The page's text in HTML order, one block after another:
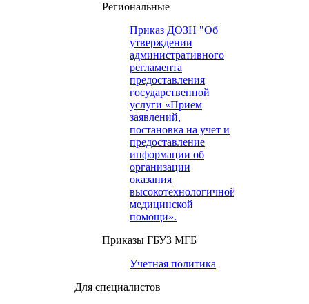
Региональные
Приказ ДОЗН "Об
утверждении
административного
регламента
предоставления
государственной
услуги «Прием
заявлений,
постановка на учет и
предоставление
информации об
организации
оказания
высокотехнологичной
медицинской
помощи».
Приказы ГБУЗ МГБ
Учетная политика
Для специалистов